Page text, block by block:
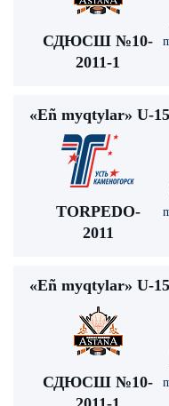
СДЮСШ №10-
2011-1
«Eñ myqtylar» U-
TORPEDO-
2011
«Eñ myqtylar» U-
СДЮСШ №10-